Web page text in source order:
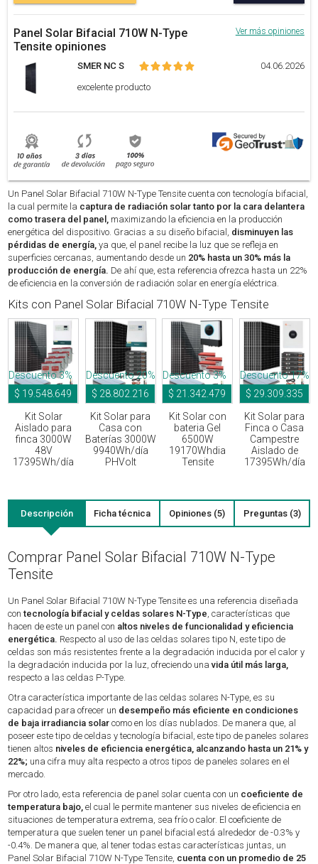
Panel Solar Bifacial 710W N-Type
Tensite opiniones
Ver más opiniones
SMER NC S
04.06.2026
excelente producto
Un Panel Solar Bifacial 710W N-Type Tensite cuenta con tecnología bifacial,
la cual permite la captura de radiación solar tanto por la cara delantera
como trasera del panel, maximizando la eficiencia en la producción
energética del dispositivo. Gracias a su diseño bifacial, disminuyen las
pérdidas de energía, ya que, el panel recibe la luz que se refleja en
superficies cercanas, aumentando desde un 20% hasta un 30% más la
producción de energía. De ahí que, esta referencia ofrezca hasta un 22%
de eficiencia en la conversión de radiación solar en energía eléctrica.
Kits con Panel Solar Bifacial 710W N-Type Tensite
$ 19.548.649
Descuento 3%
Kit Solar
Aislado para
finca 3000W
48V
17395Wh/día
$ 28.802.216
Descuento 20%
Kit Solar para
Casa con
Baterías 3000W
9940Wh/día
PHVolt
$ 21.342.479
Descuento 3%
Kit Solar con
bateria Gel
6500W
19170Whdia
Tensite
$ 29.309.335
Descuento 17%
Kit Solar para
Finca o Casa
Campestre
Aislado de
17395Wh/día
Descripción Ficha técnica Opiniones (5) Preguntas (3)
Comprar Panel Solar Bifacial 710W N-Type
Tensite
Un Panel Solar Bifacial 710W N-Type Tensite es una referencia diseñada
con tecnología bifacial y celdas solares N-Type , características que
hacen de este un panel con altos niveles de funcionalidad y eficiencia
energética. Respecto al uso de las celdas solares tipo N, este tipo de
celdas son más resistentes frente a la degradación inducida por el calor y
la degradación inducida por la luz, ofreciendo unavida útil más larga,
respecto a las celdas P-Type.
Otra característica importante de las celdas solares N-Type, es su
capacidad para ofrecer un desempeño más eficiente en condiciones
de baja irradiancia solar como en los días nublados. De manera que, al
poseer este tipo de celdas y tecnología bifacial, este tipo de paneles solares
tienen altos niveles de eficiencia energética, alcanzando hasta un 21% y
22%; una cifra muy alta respecto a otros tipos de paneles solares en el
mercado.
Por otro lado, esta referencia de panel solar cuenta con un coeficiente de
temperatura bajo, el cual le permite mantener sus niveles de eficiencia en
situaciones de temperatura extrema, sea frío o calor. El coeficiente de
temperatura que suelen tener un panel bifacial está alrededor de -0.3% y
-0.4%. De manera que, al tener todas estas características juntas, un
Panel Solar Bifacial 710W N-Type Tensite, cuenta con un promedio de 25